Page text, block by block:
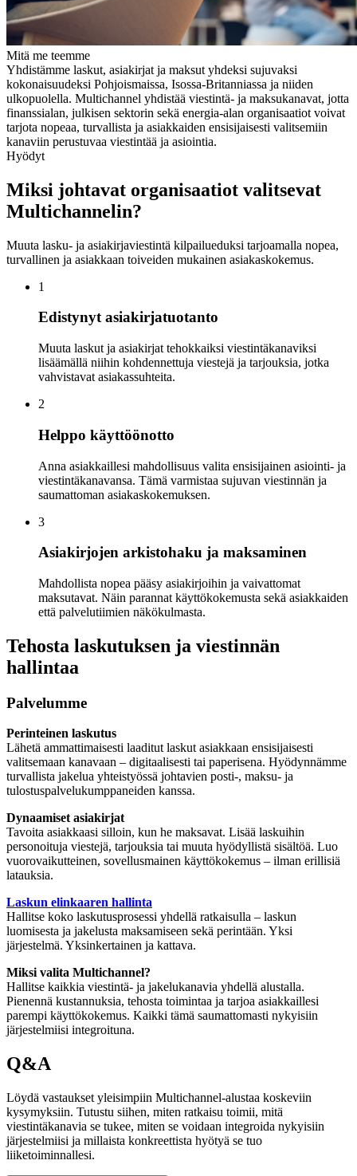
Mitä me teemme
Yhdistämme laskut, asiakirjat ja maksut yhdeksi sujuvaksi
kokonaisuudeksi Pohjoismaissa, Isossa-Britanniassa ja niiden
ulkopuolella. Multichannel yhdistää viestintä- ja maksukanavat, jotta
finanssialan, julkisen sektorin sekä energia-alan organisaatiot voivat
tarjota nopeaa, turvallista ja asiakkaiden ensisijaisesti valitsemiin
kanaviin perustuvaa viestintää ja asiointia.
Hyödyt
Miksi johtavat organisaatiot valitsevat
Multichannelin?
Muuta lasku- ja asiakirjaviestintä kilpailueduksi tarjoamalla nopea,
turvallinen ja asiakkaan toiveiden mukainen asiakaskokemus.
1
Edistynyt asiakirjatuotanto
Muuta laskut ja asiakirjat tehokkaiksi viestintäkanaviksi
lisäämällä niihin kohdennettuja viestejä ja tarjouksia, jotka
vahvistavat asiakassuhteita.
2
Helppo käyttöönotto
Anna asiakkaillesi mahdollisuus valita ensisijainen asiointi- ja
viestintäkanavansa. Tämä varmistaa sujuvan viestinnän ja
saumattoman asiakaskokemuksen.
3
Asiakirjojen arkistohaku ja maksaminen
Mahdollista nopea pääsy asiakirjoihin ja vaivattomat
maksutavat. Näin parannat käyttökokemusta sekä asiakkaiden
että palvelutiimien näkökulmasta.
Tehosta laskutuksen ja viestinnän
hallintaa
Palvelumme
Perinteinen laskutus
Lähetä ammattimaisesti laaditut laskut asiakkaan ensisijaisesti
valitsemaan kanavaan – digitaalisesti tai paperisena. Hyödynnämme
turvallista jakelua yhteistyössä johtavien posti-, maksu- ja
tulostuspalvelukumppaneiden kanssa.
Dynaamiset asiakirjat
Tavoita asiakkaasi silloin, kun he maksavat. Lisää laskuihin
personoituja viestejä, tarjouksia tai muuta hyödyllistä sisältöä. Luo
vuorovaikutteinen, sovellusmainen käyttökokemus – ilman erillisiä
latauksia.
Laskun elinkaaren hallinta
Hallitse koko laskutusprosessi yhdellä ratkaisulla – laskun
luomisesta ja jakelusta maksamiseen sekä perintään. Yksi
järjestelmä. Yksinkertainen ja kattava.
Miksi valita Multichannel?
Hallitse kaikkia viestintä- ja jakelukanavia yhdellä alustalla.
Pienennä kustannuksia, tehosta toimintaa ja tarjoa asiakkaillesi
parempi käyttökokemus. Kaikki tämä saumattomasti nykyisiin
järjestelmiisi integroituna.
Q&A
Löydä vastaukset yleisimpiin Multichannel-alustaa koskeviin
kysymyksiin. Tutustu siihen, miten ratkaisu toimii, mitä
viestintäkanavia se tukee, miten se voidaan integroida nykyisiin
järjestelmiisi ja millaista konkreettista hyötyä se tuo
liiketoiminnallesi.